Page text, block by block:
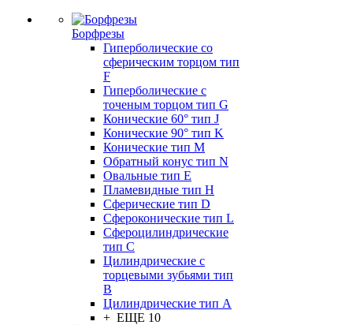
Борфрезы
Гиперболические cо
сферическим торцом тип
F
Гиперболические с
точеным торцом тип G
Конические 60° тип J
Конические 90° тип K
Конические тип M
Обратный конус тип N
Овальные тип E
Пламевидные тип H
Сферические тип D
Сфероконические тип L
Сфероцилиндрические
тип C
Цилиндрические с
торцевыми зубьями тип
B
Цилиндрические тип А
+ ЕЩЕ 10